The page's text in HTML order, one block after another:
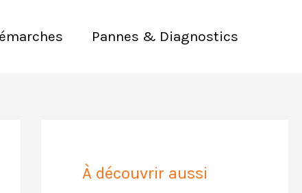
Pannes & Diagnostics
À découvrir aussi